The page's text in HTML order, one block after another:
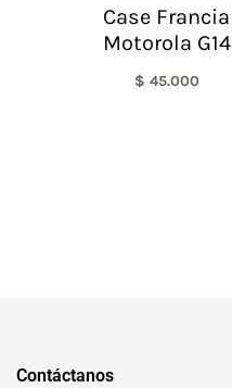
Case Francia
Motorola G14
$ 45.000
Contáctanos